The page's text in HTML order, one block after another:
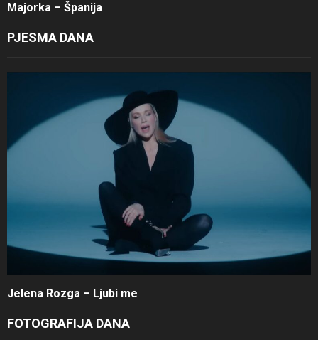
Majorka – Španija
PJESMA DANA
Jelena Rozga – Ljubi me
FOTOGRAFIJA DANA